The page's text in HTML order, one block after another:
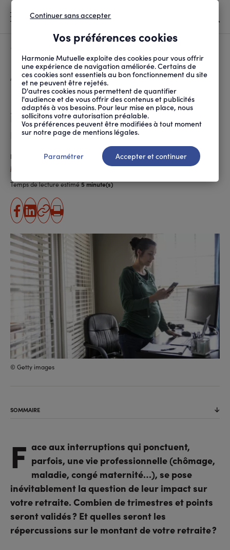
D'ARIANE
ACCUEIL PROTECTION SOCIALE DROITS ET DÉMARCHES INTERRUPTIONS DE CAR...
Interruptions de carrière : quel
impact sur le calcul de votre
retraite ?
Publié le 05.07.2024
Marina Al Rubaee
Temps de lecture estimé5 minute(s)
partager
sur
facebook
partager
sur
linkedin
Copier
l'URL
Imprimer
© Getty images
SOMMAIRE
F ace aux interruptions qui ponctuent,
parfois, une vie professionnelle (chômage,
maladie, congé maternité…), se pose
inévitablement la question de leur impact sur
votre retraite. Combien de trimestres et points
seront validés ? Et quelles seront les
répercussions sur le montant de votre retraite ?
Vos préférences cookies
Harmonie Mutuelle exploite des cookies pour vous offrir
une expérience de navigation améliorée. Certains de
ces cookies sont essentiels au bon fonctionnement du site
et ne peuvent être rejetés.
D'autres cookies nous permettent de quantifier
l'audience et de vous offrir des contenus et publicités
adaptés à vos besoins. Pour leur mise en place, nous
sollicitons votre autorisation préalable.
Vos préférences peuvent être modifiées à tout moment
sur notre page de mentions légales.
Continuer sans accepter
Paramétrer Accepter et continuer